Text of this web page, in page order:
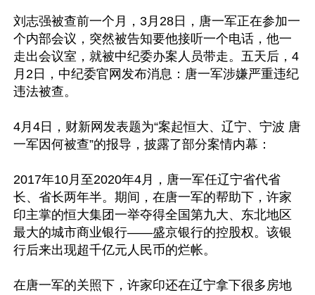
刘志强被查前一个月，3月28日，唐一军正在参加一
个内部会议，突然被告知要他接听一个电话，他一
走出会议室，就被中纪委办案人员带走。五天后，4
月2日，中纪委官网发布消息：唐一军涉嫌严重违纪
违法被查。
4月4日，财新网发表题为“案起恒大、辽宁、宁波 唐
一军因何被查”的报导，披露了部分案情内幕：
2017年10月至2020年4月，唐一军任辽宁省代省
长、省长两年半。期间，在唐一军的帮助下，许家
印主掌的恒大集团一举夺得全国第九大、东北地区
最大的城市商业银行——盛京银行的控股权。该银
行后来出现超千亿元人民币的烂帐。
在唐一军的关照下，许家印还在辽宁拿下很多房地